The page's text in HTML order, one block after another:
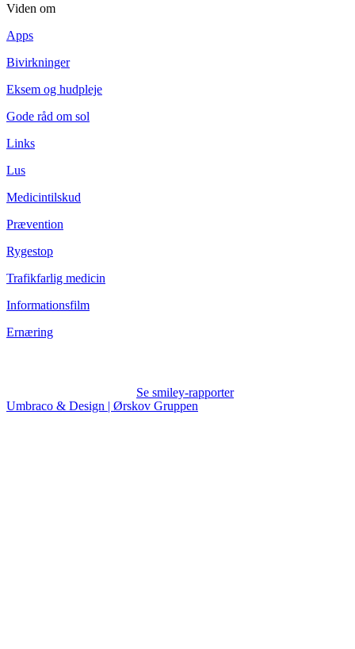
Viden om
Apps
Bivirkninger
Eksem og hudpleje
Gode råd om sol
Links
Lus
Medicintilskud
Prævention
Rygestop
Trafikfarlig medicin
Informationsfilm
Ernæring
Se smiley-rapporter
Umbraco & Design | Ørskov Gruppen